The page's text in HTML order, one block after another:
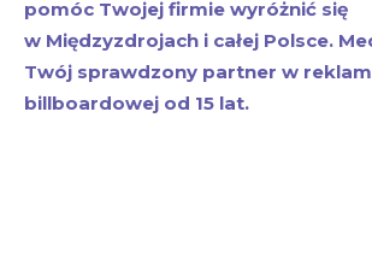
pomóc Twojej firmie wyróżnić się
w Międzyzdrojach i całej Polsce.
Twój sprawdzony partner w
billboardowej od 15 lat.